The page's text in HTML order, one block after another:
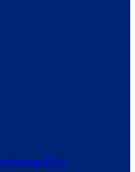
တက်ရေးဆိုင်ရာ